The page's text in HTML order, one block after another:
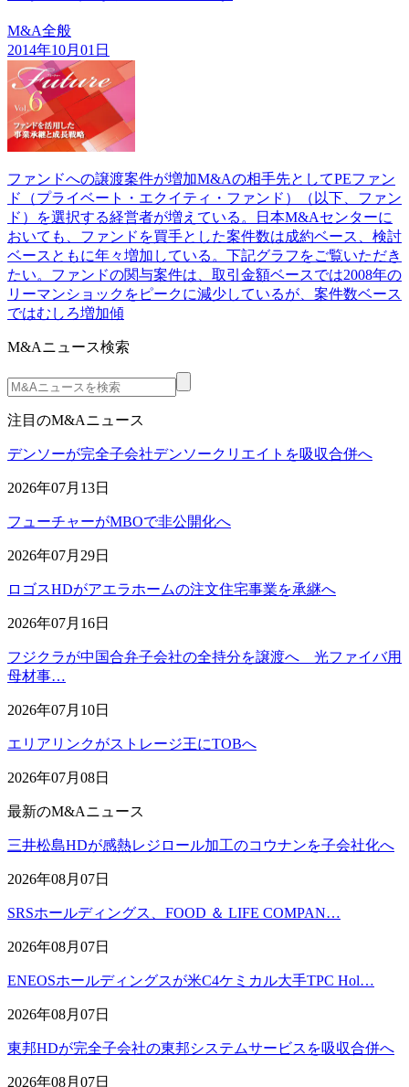
M&A全般
2014年10月01日
ファンドへの譲渡案件が増加M&Aの相手先としてPEファン
ド（プライベート・エクイティ・ファンド）（以下、ファン
ド）を選択する経営者が増えている。日本M&Aセンターに
おいても、ファンドを買手とした案件数は成約ベース、検討
ベースともに年々増加している。下記グラフをご覧いただき
たい。ファンドの関与案件は、取引金額ベースでは2008年の
リーマンショックをピークに減少しているが、案件数ベース
ではむしろ増加傾
M&Aニュース検索
注目のM&Aニュース
デンソーが完全子会社デンソークリエイトを吸収合併へ
2026年07月13日
フューチャーがMBOで非公開化へ
2026年07月29日
ロゴスHDがアエラホームの注文住宅事業を承継へ
2026年07月16日
フジクラが中国合弁子会社の全持分を譲渡へ 光ファイバ用
母材事…
2026年07月10日
エリアリンクがストレージ王にTOBへ
2026年07月08日
最新のM&Aニュース
三井松島HDが感熱レジロール加工のコウナンを子会社化へ
2026年08月07日
SRSホールディングス、FOOD ＆ LIFE COMPAN…
2026年08月07日
ENEOSホールディングスが米C4ケミカル大手TPC Hol…
2026年08月07日
東邦HDが完全子会社の東邦システムサービスを吸収合併へ
2026年08月07日